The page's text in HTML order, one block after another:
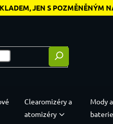
JEN S POZMĚNĚNÝM
Clearomizéry a
atomizéry
Mody a
baterie